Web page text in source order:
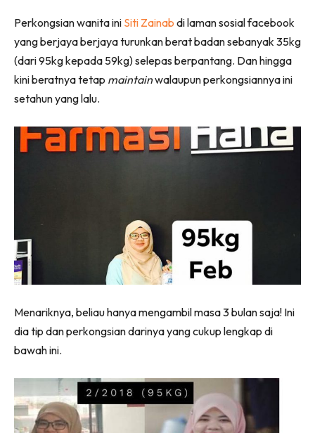
Perkongsian wanita ini Siti Zainab di laman sosial facebook
yang berjaya berjaya turunkan berat badan sebanyak 35kg
(dari 95kg kepada 59kg) selepas berpantang. Dan hingga
kini beratnya tetap maintainwalaupun perkongsiannya ini
setahun yang lalu.
Menariknya, beliau hanya mengambil masa 3 bulan saja! Ini
dia tip dan perkongsian darinya yang cukup lengkap di
bawah ini.